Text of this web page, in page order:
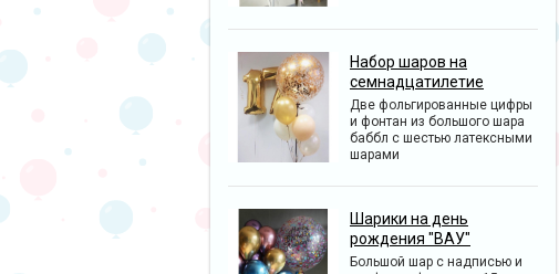
Набор шаров на
семнадцатилетие
Две фольгированные цифры
и фонтан из большого шара
баббл с шестью латексными
шарами
Шарики на день
рождения "ВАУ"
Большой шар с надписью и